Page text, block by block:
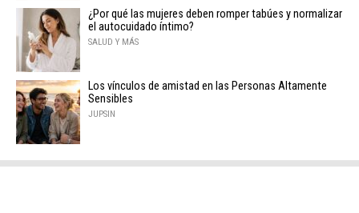
¿Por qué las mujeres deben romper tabúes y normalizar
el autocuidado íntimo?
SALUD Y MÁS
Los vínculos de amistad en las Personas Altamente
Sensibles
JUPSIN